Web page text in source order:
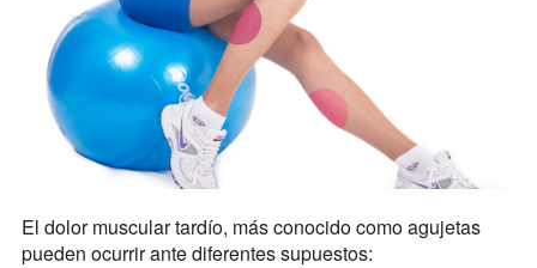
El dolor muscular tardío, más conocido como agujetas
pueden ocurrir ante diferentes supuestos: